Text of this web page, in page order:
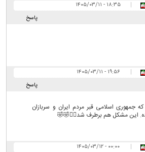
|
۱۸:۳۵ - ۱۴۰۵/۰۳/۱۱
پاسخ
|
۱۹:۵۶ - ۱۴۰۵/۰۳/۱۱
پاسخ
جمهوری اسلامی قبر مردم ایران و سربازان
این مشکل هم برطرف شد🤷‍♀️🤣🤣
|
۰۰:۰۰ - ۱۴۰۵/۰۳/۱۲